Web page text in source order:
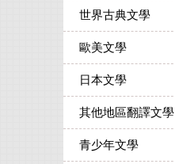
世界古典文學
歐美文學
日本文學
其他地區翻譯文學
青少年文學